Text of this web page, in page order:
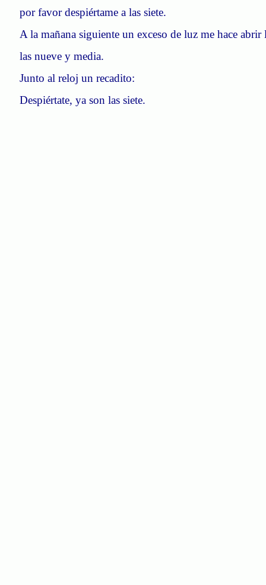
por favor despiértame a las siete.
A la mañana siguiente un exceso de luz me hace abrir
las nueve y media.
Junto al reloj un recadito:
Despiértate, ya son las siete.